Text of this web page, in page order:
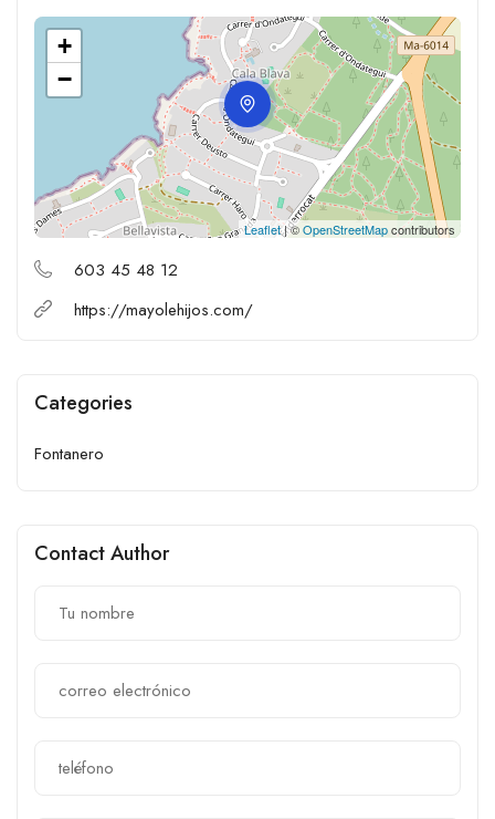
+
−
Leaflet| ©OpenStreetMapcontributors
603 45 48 12
https://mayolehijos.com/
Categories
Fontanero
Contact Author